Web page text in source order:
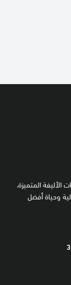
الأليفة المتميزة،
وحياة أفضل